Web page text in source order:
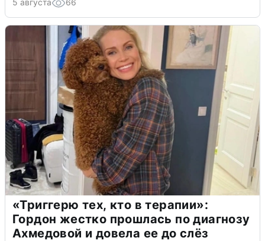
«Триггерю тех, кто в терапии»:
Гордон жестко прошлась по диагнозу
Ахмедовой и довела ее до слёз